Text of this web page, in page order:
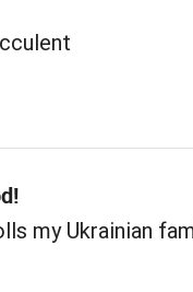
my Ukrainian